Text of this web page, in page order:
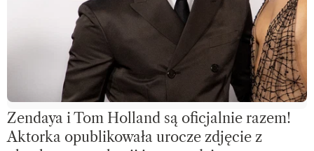
Zendaya i Tom Holland są oficjalnie razem!
Aktorka opublikowała urocze zdjęcie z